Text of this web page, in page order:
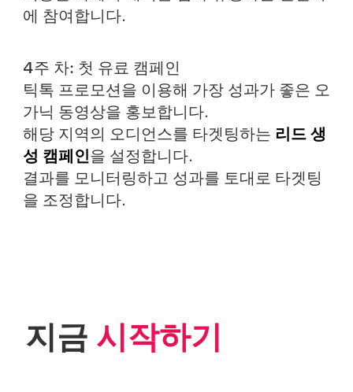
에 참여합니다.
4주 차: 첫 유료 캠페인
틱톡 프로모션을 이용해 가장 성과가 좋은 오
가닉 동영상을 홍보합니다.
해당 지역의 오디언스를 타겟팅하는 리드 생
성 캠페인을 설정합니다.
결과를 모니터링하고 성과를 토대로 타겟팅
을 조정합니다.
지금 시작하기